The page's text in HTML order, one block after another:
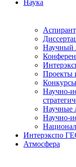
Наука
Научный
Проекты
Научно-
Научные
Научно-
Интерэкспо
Атмосфера